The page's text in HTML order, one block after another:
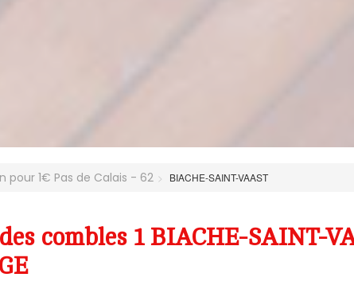
pour 1€ Pas de Calais - 62 BIACHE-SAINT-VAAST
combles 1 BIACHE-SAINT-